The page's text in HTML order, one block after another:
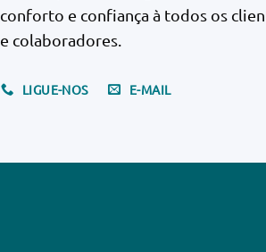
conforto e confiança à todos os
e colaboradores.
LIGUE-NOS E-MAIL